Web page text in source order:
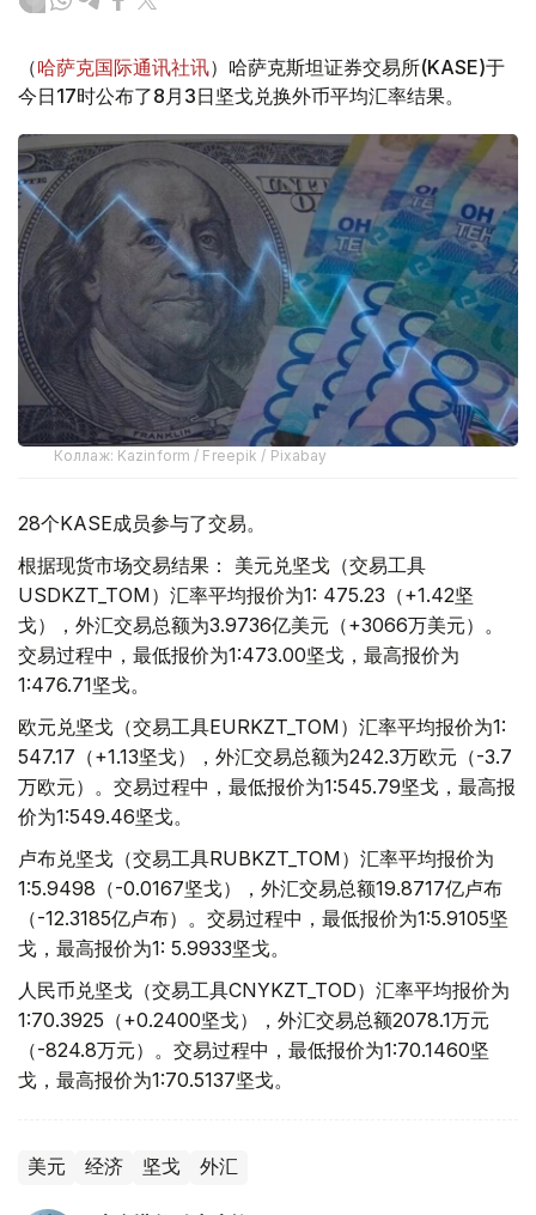
（哈萨克国际通讯社讯）哈萨克斯坦证券交易所(KASE)于
今日17时公布了8月3日坚戈兑换外币平均汇率结果。
Коллаж: Kazinform / Freepik / Pixabay
28个KASE成员参与了交易。
根据现货市场交易结果： 美元兑坚戈（交易工具
USDKZT_TOM）汇率平均报价为1: 475.23（+1.42坚
戈），外汇交易总额为3.9736亿美元（+3066万美元）。
交易过程中，最低报价为1:473.00坚戈，最高报价为
1:476.71坚戈。
欧元兑坚戈（交易工具EURKZT_TOM）汇率平均报价为1:
547.17（+1.13坚戈），外汇交易总额为242.3万欧元（-3.7
万欧元）。交易过程中，最低报价为1:545.79坚戈，最高报
价为1:549.46坚戈。
卢布兑坚戈（交易工具RUBKZT_TOM）汇率平均报价为
1:5.9498（-0.0167坚戈），外汇交易总额19.8717亿卢布
（-12.3185亿卢布）。交易过程中，最低报价为1:5.9105坚
戈，最高报价为1: 5.9933坚戈。
人民币兑坚戈（交易工具CNYKZT_TOD）汇率平均报价为
1:70.3925（+0.2400坚戈），外汇交易总额2078.1万元
（-824.8万元）。交易过程中，最低报价为1:70.1460坚
戈，最高报价为1:70.5137坚戈。
美元 经济 坚戈 外汇